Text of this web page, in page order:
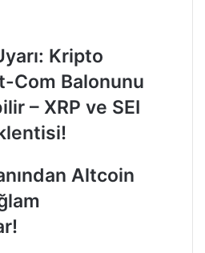
Kripto
Com Balonunu
– XRP ve SEI
Altcoin